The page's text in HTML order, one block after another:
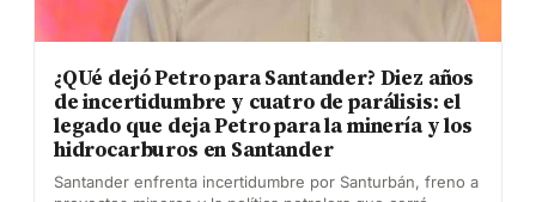
¿QUé dejó Petro para Santander? Diez años
de incertidumbre y cuatro de parálisis: el
legado que deja Petro para la minería y los
hidrocarburos en Santander
Santander enfrenta incertidumbre por Santurbán, freno a